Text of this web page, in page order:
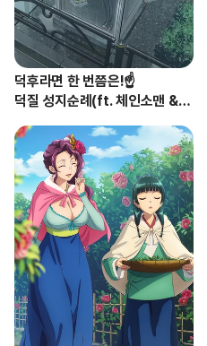
덕후라면 한 번쯤은!☝️
덕질 성지순례(ft. 체인소맨 &